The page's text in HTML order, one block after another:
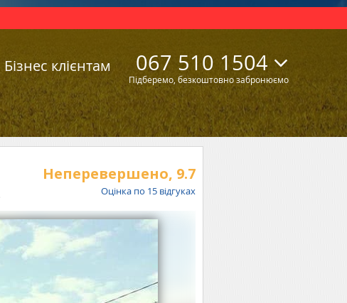
Бізнес клієнтам 067 510 1504
Підберемо, безкоштовно забронюємо
Неперевершено, 9.7
Оцінка по 15 відгуках